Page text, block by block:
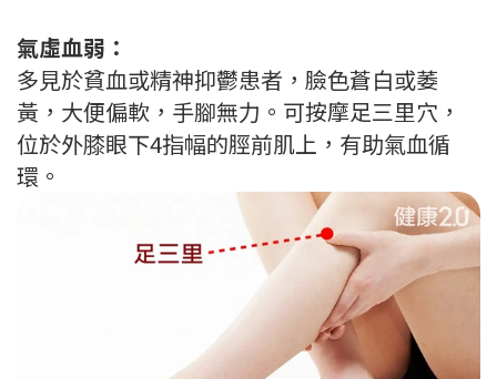
氣虛血弱：
多見於貧血或精神抑鬱患者，臉色蒼白或萎
黃，大便偏軟，手腳無力。可按摩足三里穴，
位於外膝眼下4指幅的脛前肌上，有助氣血循
環。